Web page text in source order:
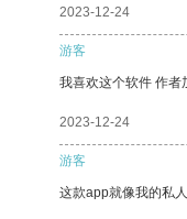
2023-12-24
游客
我喜欢这个软件 作者
2023-12-24
游客
这款app就像我的私